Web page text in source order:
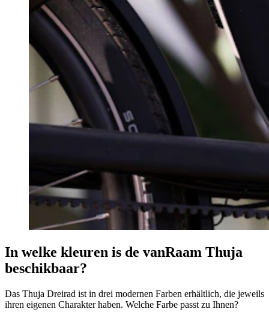
In welke kleuren is de vanRaam Thuja
beschikbaar?
Das Thuja Dreirad ist in drei modernen Farben erhältlich, die jeweils
ihren eigenen Charakter haben. Welche Farbe passt zu Ihnen?